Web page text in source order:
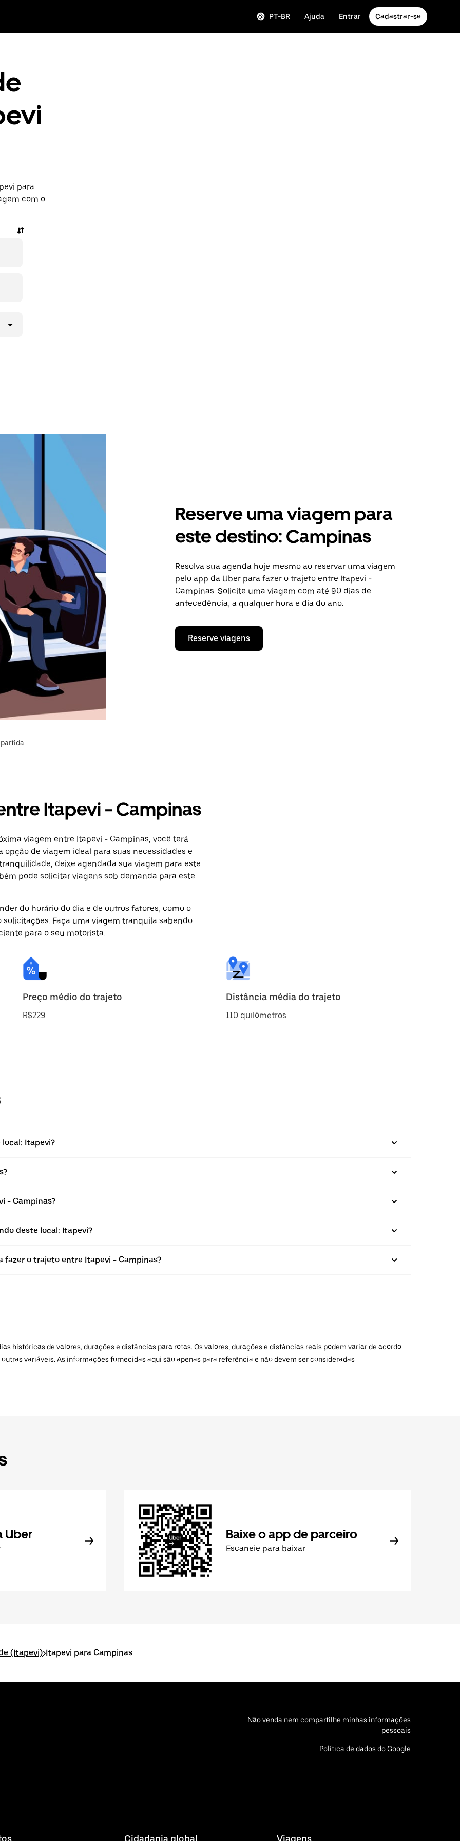
PT-BR Ajuda Entrar Cadastrar-se
para
com o
Reserve uma viagem para
este destino: Campinas
Resolva sua agenda hoje mesmo ao reservar uma viagem
pelo app da Uber para fazer o trajeto entre Itapevi -
Campinas. Solicite uma viagem com até 90 dias de
antecedência, a qualquer hora e dia do ano.
Reserve viagens
Itapevi - Campinas
viagem entre Itapevi - Campinas, você terá
opção de viagem ideal para suas necessidades e
deixe agendada sua viagem para este
pode solicitar viagens sob demanda para este
do horário do dia e de outros fatores, como o
Faça uma viagem tranquila sabendo
para o seu motorista.
Preço médio do trajeto
R$229
Distância média do trajeto
110 quilômetros
Itapevi?
- Campinas?
deste local: Itapevi?
fazer o trajeto entre Itapevi - Campinas?
históricas de valores, durações e distâncias para rotas. Os valores, durações e distâncias reais podem variar de acordo
variáveis. As informações fornecidas aqui são apenas para referência e não devem ser consideradas
Uber Baixe o app de parceiro
Escaneie para baixar
(Itapevi)>Itapevi para Campinas
Não venda nem compartilhe minhas informações
pessoais
Política de dados do Google
Cidadania global Viagens